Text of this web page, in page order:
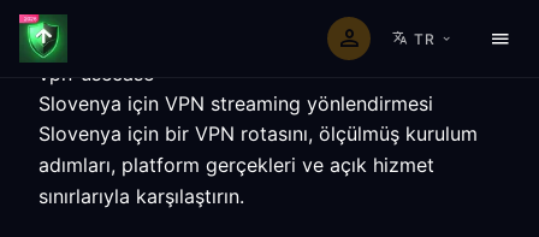
TR
vpn-usecase
Slovenya için VPN streaming yönlendirmesi
Slovenya için bir VPN rotasını, ölçülmüş kurulum
adımları, platform gerçekleri ve açık hizmet
sınırlarıyla karşılaştırın.